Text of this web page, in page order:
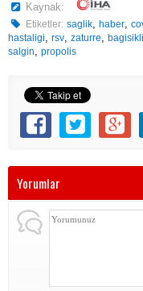
Kaynak:
Etiketler: saglik,haber,
hastaligi, rsv, zaturre,
salgin, propolis
Yorumlar